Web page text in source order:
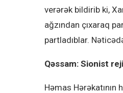
verərək bildirib ki,
ağzından çıxaraq
partladıblar.
Qəssam: Sionist
Həmas